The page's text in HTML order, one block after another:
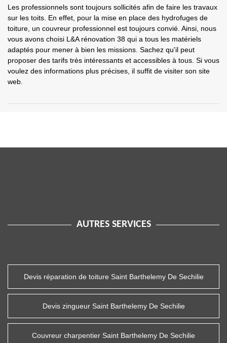
Les professionnels sont toujours sollicités afin de faire les travaux
sur les toits. En effet, pour la mise en place des hydrofuges de
toiture, un couvreur professionnel est toujours convié. Ainsi, nous
vous avons choisi L&A rénovation 38 qui a tous les matériels
adaptés pour mener à bien les missions. Sachez qu'il peut
proposer des tarifs très intéressants et accessibles à tous. Si vous
voulez des informations plus précises, il suffit de visiter son site
web.
AUTRES SERVICES
Devis réparation de toiture Saint Barthelemy De Sechilie
Devis zingueur Saint Barthelemy De Sechilie
Couvreur charpentier Saint Barthelemy De Sechilie